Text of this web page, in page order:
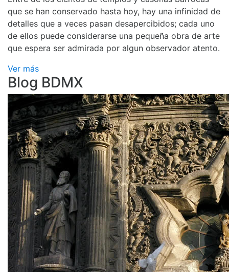
que se han conservado hasta hoy, hay una infinidad de
detalles que a veces pasan desapercibidos; cada uno
de ellos puede considerarse una pequeña obra de arte
que espera ser admirada por algun observador atento.
Ver más
Blog BDMX